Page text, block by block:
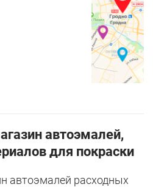
автоэмалей,
для покраски
автоэмалей расходных